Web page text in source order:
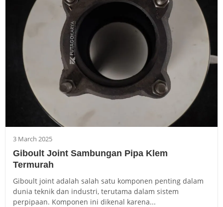
3 March 2025
Giboult Joint Sambungan Pipa Klem
Termurah
Giboult joint adalah salah satu komponen penting dalam
dunia teknik dan industri, terutama dalam sistem
perpipaan. Komponen ini dikenal karena...